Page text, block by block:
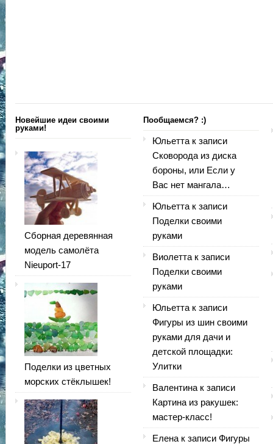
Новейшие идеи своими
руками!
Сборная деревянная
модель самолёта
Nieuport-17
Поделки из цветных
морских стёклышек!
Пообщаемся? :)
Юльетта к записи
Сковорода из диска
бороны, или Если у
Вас нет мангала…
Юльетта к записи
Поделки своими
руками
Виолетта к записи
Поделки своими
руками
Юльетта к записи
Фигуры из шин своими
руками для дачи и
детской площадки:
Улитки
Валентина к записи
Картина из ракушек:
мастер-класс!
Елена к записи Фигуры